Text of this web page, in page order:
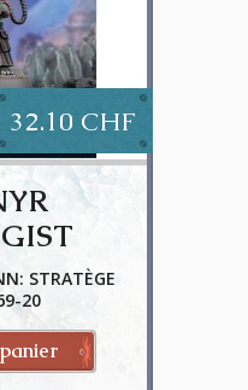
32.10 CHF
STRATÈGE
20